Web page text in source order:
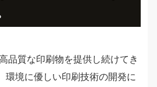
品質な印刷物を提供し続けてき
環境に優しい印刷技術の開発に